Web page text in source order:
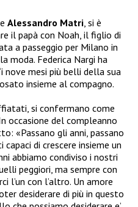
Alessandro Matri , si è
il papà con Noah, il figlio di
a passeggio per Milano in
moda. Federica Nargi ha
nove mesi più belli della sua
insieme al compagno.
si confermano come
occasione del compleanno
«Passano gli anni, passano
di crescere insieme un
abbiamo condiviso i nostri
peggiori, ma sempre con
l’un con l’altro. Un amore
desiderare di più in questo